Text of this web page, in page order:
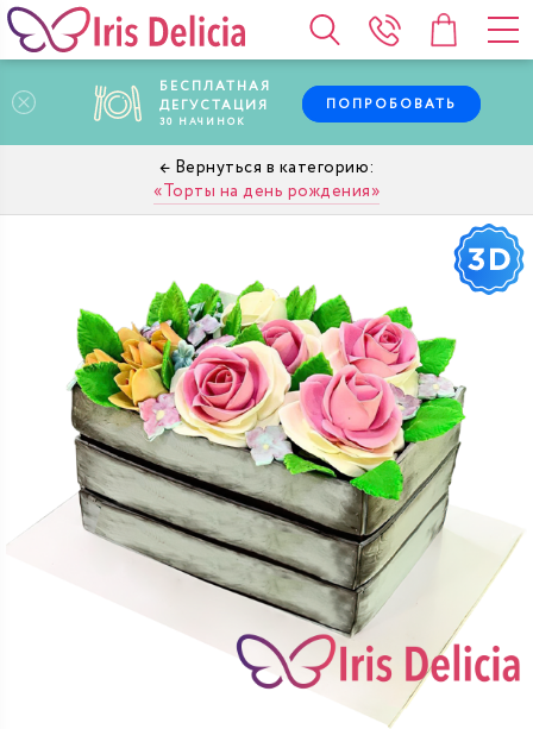
БЕСПЛАТНАЯ
ДЕГУСТАЦИЯ
30 НАЧИНОК
ПОПРОБОВАТЬ
Торты на день рождения